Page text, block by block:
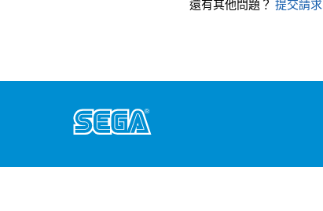
還有其他問題？ 提交請求